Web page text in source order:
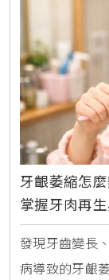
牙齦萎縮怎
掌握牙肉再
告別敏感牙
發現牙齒變長
病導致的牙齦